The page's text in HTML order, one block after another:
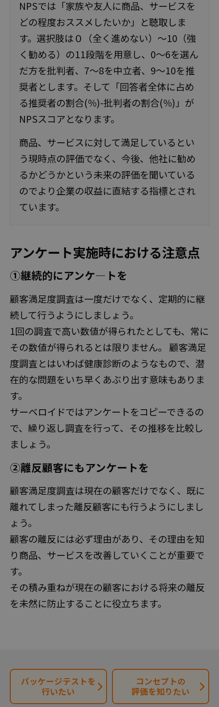
NPSでは「家族や友人に商品、サービスを
どの程度おススメしたいか」と聴取しま
す。選択肢は０（全く進めない）～10（強
く勧める）の11段階を用意し、0～6を選ん
だ方を批判者、7～8を中立者、9～10を推
奨者とします。そして「回答者全体に占め
る推奨者の割合(％)-批判者の割合(％)」が
NPSスコアとなります。
商品、サービスに対して満足しているとい
う現時点の評価でなく、今後、他社に勧め
るかどうかという未来の評価を聞いている
のでより企業の収益に直結する指標とされ
ています。
アンケート実施時における注意点
➀継続的にアンケ―トを
顧客満足度調査は一度だけでなく、定期的に継
続して行うようにしましょう。
1回の調査で高い数値が得られたとしても、常に
その数値が得られるとは限りません。 顧客満足
度調査とはいわば健康診断のようなもので、潜
在的な問題をいち早くあぶり出す意味もありま
す。
サーベロイドではアンケートをコピーできるの
で、繰り返し調査を行って、その推移を比較し
ましょう。
②離反顧客にもアンケートを
顧客満足度調査は現在の顧客だけでなく、既に
離れてしまった離反顧客にも行うようにしまし
ょう。
顧客の離反には必ず理由があり、その理由を知
り商品、サービスを改善していくことが重要で
す。
その積み重ねが現在の顧客における将来の離反
を未然に防止することに役立ちます。
パッケージテストを
行いたい
コンセプトの
評価を知りたい